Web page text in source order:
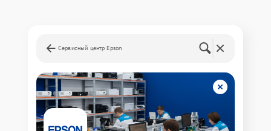
Сервисный центр Epson